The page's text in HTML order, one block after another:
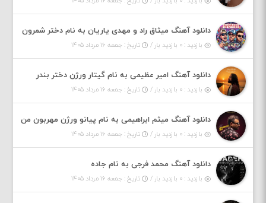
دانلود آهنگ میثاق راد و مهدی یاریان به نام دختر شمرون
بازدید : ۰ بازدید بار / تاریخ : جمعه ۱۶ مرداد ۱۴۰۵
دانلود آهنگ امیر عظیمی به نام گیتار ورژن دختر بندر
بازدید : ۰ بازدید بار / تاریخ : جمعه ۱۶ مرداد ۱۴۰۵
دانلود آهنگ میثم ابراهیمی به نام پیانو ورژن مهربون من
بازدید : ۰ بازدید بار / تاریخ : جمعه ۱۶ مرداد ۱۴۰۵
دانلود آهنگ محمد فرجی به نام جاده
بازدید : ۰ بازدید بار / تاریخ : جمعه ۱۶ مرداد ۱۴۰۵